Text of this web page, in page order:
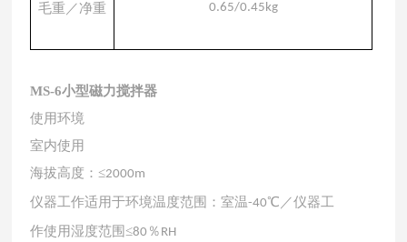
毛重／净重 0.65/0.45kg
MS-6小型磁力搅拌器
使用环境
室内使用
海拔高度： ≤2000m
仪器工作适用于环境温度范围：室温-40℃／仪器工
作使用湿度范围 ≤80 ％ RH